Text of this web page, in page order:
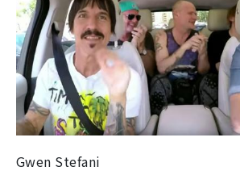
Gwen Stefani